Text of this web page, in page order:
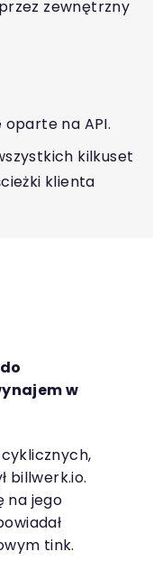
zewnętrzny
oparte na API.
kilkuset
klienta
w
billwerk.io.
na jego
tink.